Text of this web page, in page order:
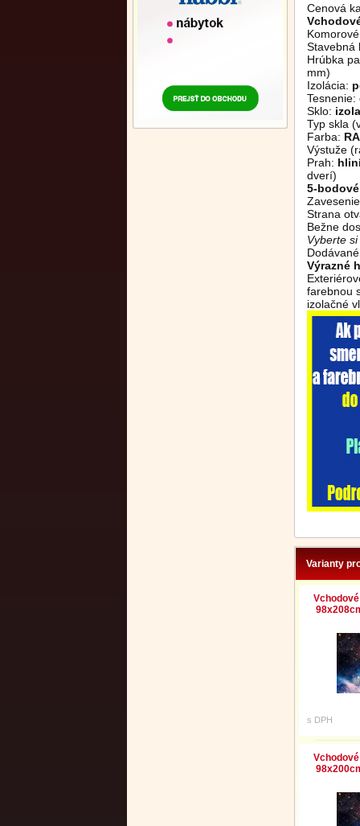
Cenová
Stavebná
Hrúbka
mm)
Izolácia:
Tesnenie:
Sklo:
Typ skla
Farba:
Výstuže
Prah:
dverí)
5-
Strana
Bežne
Vyberte
Výrazné
farebnou
izolačné
Varianty
s DPH